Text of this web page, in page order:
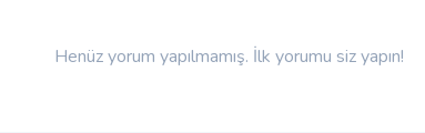
Henüz yorum yapılmamış. İlk yorumu siz yapın!